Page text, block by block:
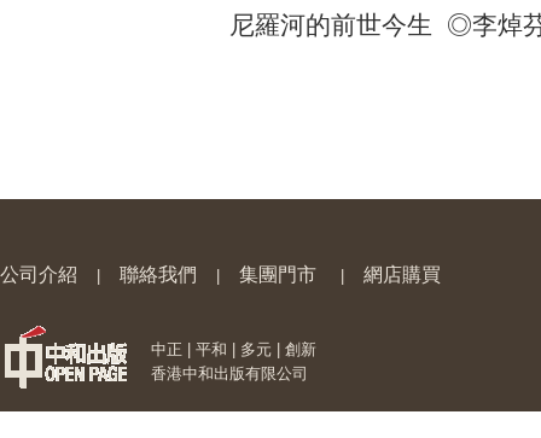
尼羅河的前世今生 ◎李焯
公司介紹 聯絡我們 集團門市 網店購買
中正 | 平和 | 多元 | 創新
香港中和出版有限公司